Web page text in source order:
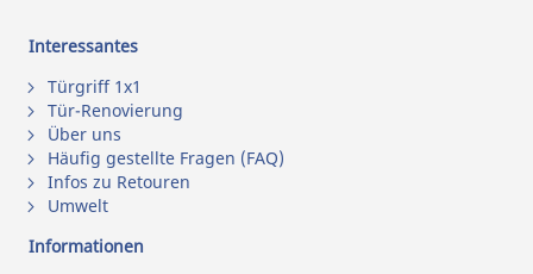
Interessantes
Türgriff 1x1
Tür-Renovierung
Über uns
Häufig gestellte Fragen (FAQ)
Infos zu Retouren
Umwelt
Informationen